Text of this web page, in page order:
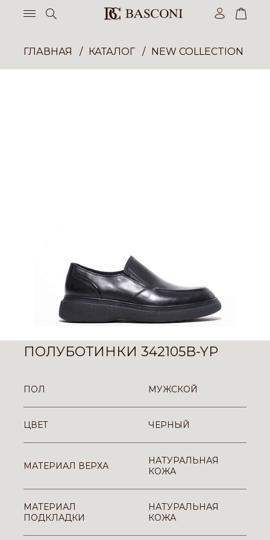
ГЛАВНАЯ КАТАЛОГ NEW COLLECTION
ПОЛУБОТИНКИ 342105B-YP
ПОЛ МУЖСКОЙ
ЦВЕТ ЧЕРНЫЙ
МАТЕРИАЛ ВЕРХА
НАТУРАЛЬНАЯ
КОЖА
МАТЕРИАЛ
ПОДКЛАДКИ
НАТУРАЛЬНАЯ
КОЖА